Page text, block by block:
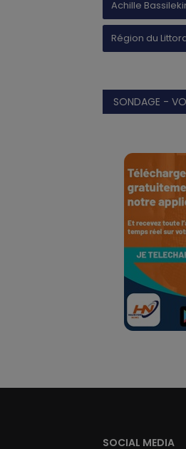
Achille
Région du
SONDAGE -
SOCIAL MEDIA